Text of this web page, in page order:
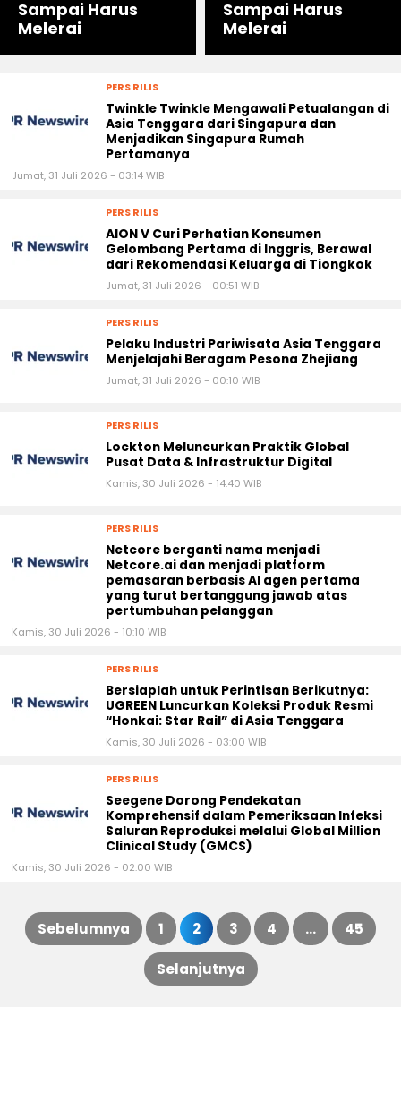
Sampai Harus
Melerai
Sampai Harus
Melerai
PERS RILIS
Twinkle Twinkle Mengawali Petualangan di
Asia Tenggara dari Singapura dan
Menjadikan Singapura Rumah
Pertamanya
Jumat, 31 Juli 2026 - 03:14 WIB
PERS RILIS
AION V Curi Perhatian Konsumen
Gelombang Pertama di Inggris, Berawal
dari Rekomendasi Keluarga di Tiongkok
Jumat, 31 Juli 2026 - 00:51 WIB
PERS RILIS
Pelaku Industri Pariwisata Asia Tenggara
Menjelajahi Beragam Pesona Zhejiang
Jumat, 31 Juli 2026 - 00:10 WIB
PERS RILIS
Lockton Meluncurkan Praktik Global
Pusat Data & Infrastruktur Digital
Kamis, 30 Juli 2026 - 14:40 WIB
PERS RILIS
Netcore berganti nama menjadi
Netcore.ai dan menjadi platform
pemasaran berbasis AI agen pertama
yang turut bertanggung jawab atas
pertumbuhan pelanggan
Kamis, 30 Juli 2026 - 10:10 WIB
PERS RILIS
Bersiaplah untuk Perintisan Berikutnya:
UGREEN Luncurkan Koleksi Produk Resmi
“Honkai: Star Rail” di Asia Tenggara
Kamis, 30 Juli 2026 - 03:00 WIB
PERS RILIS
Seegene Dorong Pendekatan
Komprehensif dalam Pemeriksaan Infeksi
Saluran Reproduksi melalui Global Million
Clinical Study (GMCS)
Kamis, 30 Juli 2026 - 02:00 WIB
Paginasi
Sebelumnya 1 2 3 4 … 45
Selanjutnya